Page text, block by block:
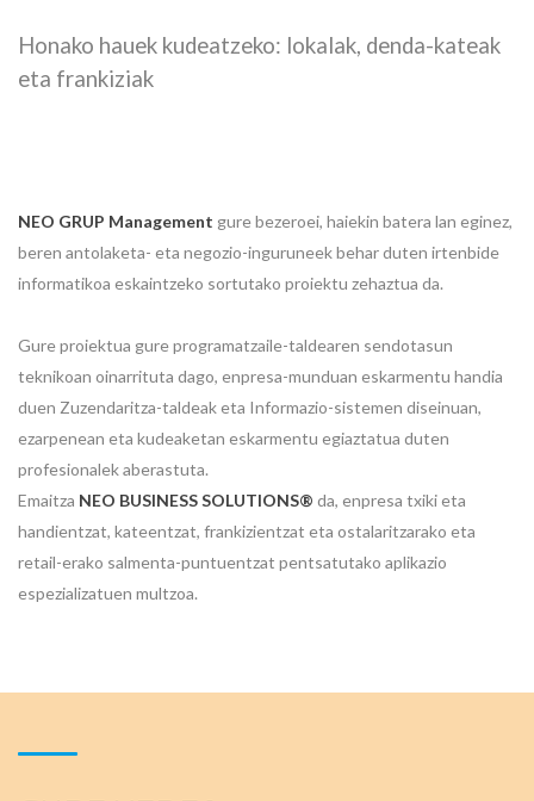
Honako hauek kudeatzeko: lokalak, denda-kateak
eta frankiziak
NEO GRUP Management gure bezeroei, haiekin batera lan eginez,
beren antolaketa- eta negozio-inguruneek behar duten irtenbide
informatikoa eskaintzeko sortutako proiektu zehaztua da.
Gure proiektua gure programatzaile-taldearen sendotasun
teknikoan oinarrituta dago, enpresa-munduan eskarmentu handia
duen Zuzendaritza-taldeak eta Informazio-sistemen diseinuan,
ezarpenean eta kudeaketan eskarmentu egiaztatua duten
profesionalek aberastuta.
Emaitza NEO BUSINESS SOLUTIONS® da, enpresa txiki eta
handientzat, kateentzat, frankizientzat eta ostalaritzarako eta
retail-erako salmenta-puntuentzat pentsatutako aplikazio
espezializatuen multzoa.